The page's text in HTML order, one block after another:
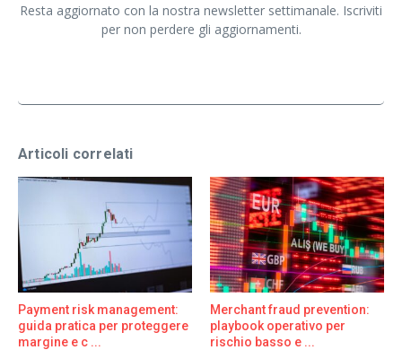
Resta aggiornato con la nostra newsletter settimanale. Iscriviti
per non perdere gli aggiornamenti.
Articoli correlati
Payment risk management:
guida pratica per proteggere
margine e c ...
Merchant fraud prevention:
playbook operativo per
rischio basso e ...